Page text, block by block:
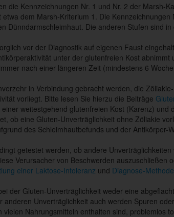
die Kennzeichnungen Nr. 1 und Nr. 2 der Marsh-
dem Marsh-Kriterium 1. Die
Dünndarmschleimhaut. Die anderen Stufen sind in
vor der Diagnostik auf eigenen Faust
unter der glutenfreien Kost
nach einer längeren Zeit (mindestens 6
in Verbindung gebracht werden, die
vorliegt. Bitte lesen Sie hierzu die Beiträge
weitestgehend glutenfreien Kost (Karenz) und
ob eine Gluten-Unverträglichkeit ohne Zöliakie
des Schleimhautbefunds und der Antikörper-
getestet werden, ob andere
Verursacher von Beschwerden auszuschließen
einer Laktose-Intoleranz und Diagnose-
der Gluten-Unverträglichkeit weder eine
anderen Unverträglichkeit auch werden Spuren
Nahrungsmitteln enthalten sind, problemlos